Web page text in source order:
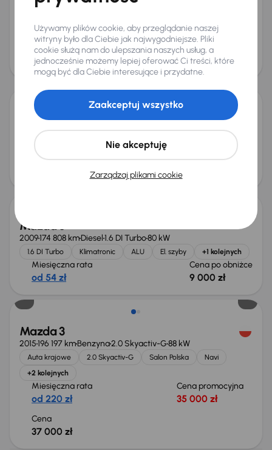
Salon Polska +4 kolejnych
od 232 zł 37 000 zł
Cena
39 000 zł
Mazda 3
2009229 401 kmBenzyna1.677 kW
ALU
Miesięczna rata Cena
Taniej o 1 000 zł
Mazda 3
2009174 808 kmDiesel1.6 DI Turbo80 kW
1.6 DI Turbo Klimatronic ALU El. szyby +1 kolejnych
Miesięczna rata
od 54 zł
Cena po obniżce
9 000 zł
Mazda 3
2015196 197 kmBenzyna2.0 Skyactiv-G88 kW
Auta krajowe 2.0 Skyactiv-G Salon Polska
Navi
+2 kolejnych
Miesięczna rata
od 220 zł
Cena promocyjna
35 000 zł
Cena
37 000 zł
Używamy plików cookie, aby przeglądanie naszej
witryny było dla Ciebie jak najwygodniejsze. Pliki
cookie służą nam do ulepszania naszych usług, a
jednocześnie możemy lepiej oferować Ci treści, które
mogą być dla Ciebie interesujące i przydatne.
Zarządzaj plikami cookie
Nie akceptuję
Zaakceptuj wszystko